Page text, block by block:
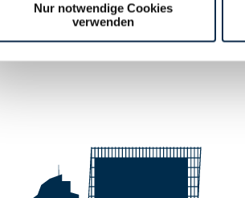
Nur notwendige Cookies
verwenden